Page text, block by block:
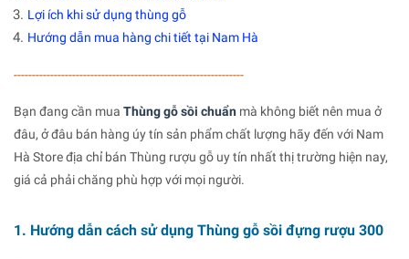
Lợi ích khi sử dụng thùng gỗ
Hướng dẫn mua hàng chi tiết tại Nam Hà
---------------------------------------------------------------
Bạn đang cần mua Thùng gỗ sồi chuẩn mà không biết nên mua ở
đâu, ở đâu bán hàng úy tín sản phẩm chất lượng hãy đến với Nam
Hà Store địa chỉ bán Thùng rượu gỗ uy tín nhất thị trường hiện nay,
giá cả phải chăng phù hợp với mọi người.
1. Hướng dẫn cách sử dụng Thùng gỗ sồi đựng rượu 300